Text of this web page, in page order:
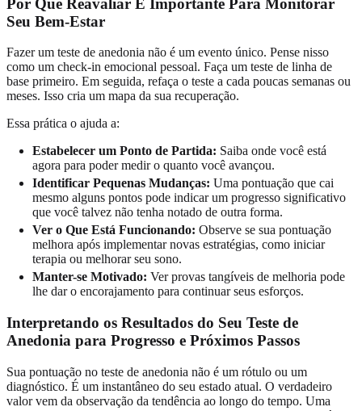
Por Que Reavaliar É Importante Para Monitorar
Seu Bem-Estar
Fazer um teste de anedonia não é um evento único. Pense nisso
como um check-in emocional pessoal. Faça um teste de linha de
base primeiro. Em seguida, refaça o teste a cada poucas semanas ou
meses. Isso cria um mapa da sua recuperação.
Essa prática o ajuda a:
Estabelecer um Ponto de Partida: Saiba onde você está
agora para poder medir o quanto você avançou.
Identificar Pequenas Mudanças: Uma pontuação que cai
mesmo alguns pontos pode indicar um progresso significativo
que você talvez não tenha notado de outra forma.
Ver o Que Está Funcionando: Observe se sua pontuação
melhora após implementar novas estratégias, como iniciar
terapia ou melhorar seu sono.
Manter-se Motivado: Ver provas tangíveis de melhoria pode
lhe dar o encorajamento para continuar seus esforços.
Interpretando os Resultados do Seu Teste de
Anedonia para Progresso e Próximos Passos
Sua pontuação no teste de anedonia não é um rótulo ou um
diagnóstico. É um instantâneo do seu estado atual. O verdadeiro
valor vem da observação da tendência ao longo do tempo. Uma